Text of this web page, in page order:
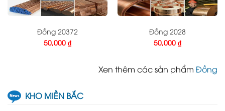
Đồng 20372
50,000 ₫
Đồng 2028
50,000 ₫
Xen thêm các sản phẩm Đồng
KHO MIỀN BẮC